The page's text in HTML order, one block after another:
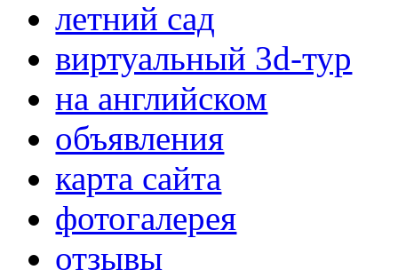
летний сад
виртуальный 3d-тур
на английском
объявления
карта сайта
фотогалерея
отзывы